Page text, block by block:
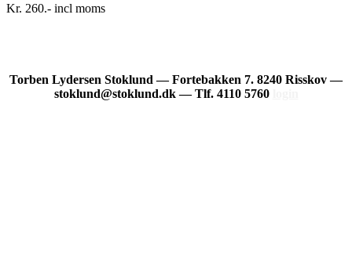
Kr. 260.- incl moms
Torben Lydersen Stoklund — Fortebakken 7. 8240 Risskov —
stoklund@stoklund.dk — Tlf. 4110 5760